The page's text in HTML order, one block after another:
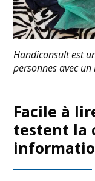
Handiconsult est
personnes avec
Facile à
testent la